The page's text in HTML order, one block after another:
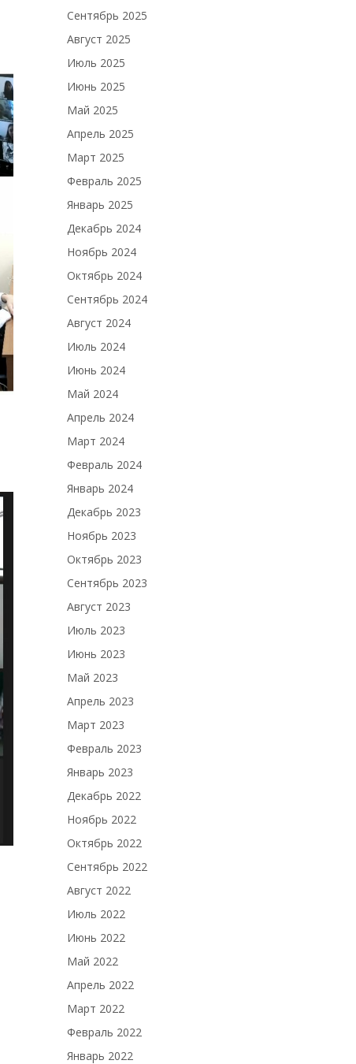
Сентябрь 2025
Август 2025
Июль 2025
Июнь 2025
Май 2025
Апрель 2025
Март 2025
Февраль 2025
Январь 2025
Декабрь 2024
Ноябрь 2024
Октябрь 2024
Сентябрь 2024
Август 2024
Июль 2024
Июнь 2024
Май 2024
Апрель 2024
Март 2024
Февраль 2024
Январь 2024
Декабрь 2023
Ноябрь 2023
Октябрь 2023
Сентябрь 2023
Август 2023
Июль 2023
Июнь 2023
Май 2023
Апрель 2023
Март 2023
Февраль 2023
Январь 2023
Декабрь 2022
Ноябрь 2022
Октябрь 2022
Сентябрь 2022
Август 2022
Июль 2022
Июнь 2022
Май 2022
Апрель 2022
Март 2022
Февраль 2022
Январь 2022